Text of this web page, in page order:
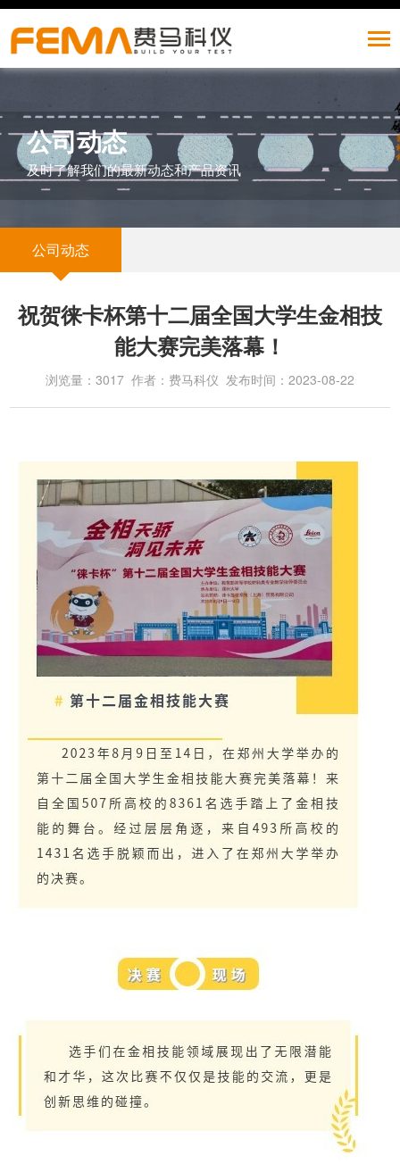
公司动态
及时了解我们的最新动态和产品资讯
公司动态
祝贺徕卡杯第十二届全国大学生金相技
能大赛完美落幕！
浏览量：3017 作者：费马科仪 发布时间：2023-08-22